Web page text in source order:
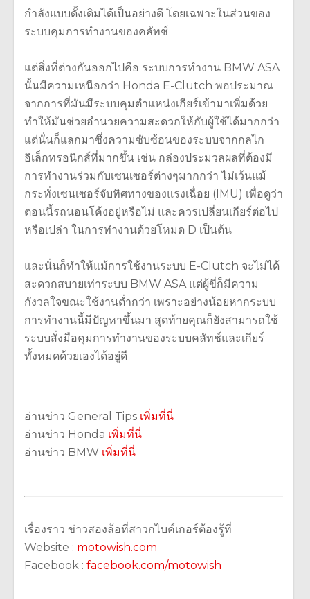
กำลังแบบดั้งเดิมได้เป็นอย่างดี โดยเฉพาะในส่วนของ
ระบบคุมการทำงานของคลัทช์
แต่สิ่งที่ต่างกันออกไปคือ ระบบการทำงาน BMW ASA
นั้นมีความเหนือกว่า Honda E-Clutch พอประมาณ
จากการที่มันมีระบบคุมตำแหน่งเกียร์เข้ามาเพิ่มด้วย
ทำให้มันช่วยอำนวยความสะดวกให้กับผู้ใช้ได้มากกว่า
แต่นั่นก็แลกมาซึ่งความซับซ้อนของระบบจากกลไก
อิเล็กทรอนิกส์ที่มากขึ้น เช่น กล่องประมวลผลที่ต้องมี
การทำงานร่วมกับเซนเซอร์ต่างๆมากกว่า ไม่เว้นแม้
กระทั่งเซนเซอร์จับทิศทางของแรงเฉื่อย (IMU) เพื่อดูว่า
ตอนนี้รถนอนโค้งอยู่หรือไม่ และควรเปลี่ยนเกียร์ต่อไป
หรือเปล่า ในการทำงานด้วยโหมด D เป็นต้น
และนั่นก็ทำให้แม้การใช้งานระบบ E-Clutch จะไม่ได้
สะดวกสบายเท่าระบบ BMW ASA แต่ผู้ขี่ก็มีความ
กังวลใจขณะใช้งานต่ำกว่า เพราะอย่างน้อยหากระบบ
การทำงานนี้มีปัญหาขึ้นมา สุดท้ายคุณก็ยังสามารถใช้
ระบบสั่งมือคุมการทำงานของระบบคลัทช์และเกียร์
ทั้งหมดด้วยเองได้อยู่ดี
อ่านข่าว General Tips เพิ่มที่นี่
อ่านข่าว Honda เพิ่มที่นี่
อ่านข่าว BMW เพิ่มที่นี่
เรื่องราว ข่าวสองล้อที่สาวกไบค์เกอร์ต้องรู้ที่
Website : motowish.com
Facebook : facebook.com/motowish